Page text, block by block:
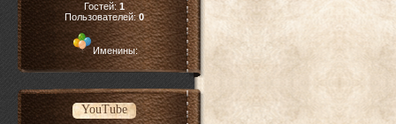
Гостей:1
Пользователей:0
Именины:
YouTube